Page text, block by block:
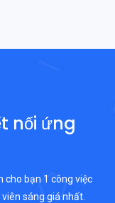
nối ứng
cho bạn 1 công việc
sáng giá nhất.